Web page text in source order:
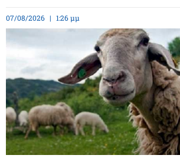
07/08/2026 1:26 μμ